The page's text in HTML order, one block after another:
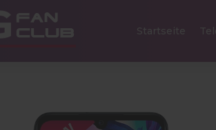
Startseite